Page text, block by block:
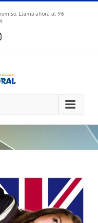
Llama ahora al 96
Instagram